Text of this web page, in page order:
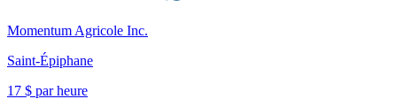
Momentum Agricole Inc.
Saint-Épiphane
17 $ par heure